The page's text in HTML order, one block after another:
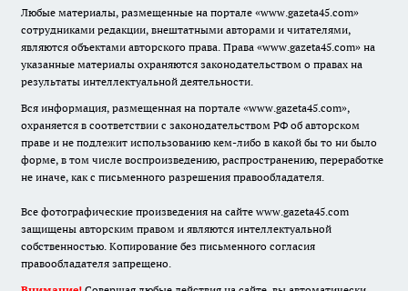
Любые материалы, размещенные на портале «www.gazeta45.com»
сотрудниками редакции, внештатными авторами и читателями,
являются объектами авторского права. Права «www.gazeta45.com» на
указанные материалы охраняются законодательством о правах на
результаты интеллектуальной деятельности.
Вся информация, размещенная на портале «www.gazeta45.com»,
охраняется в соответствии с законодательством РФ об авторском
праве и не подлежит использованию кем-либо в какой бы то ни было
форме, в том числе воспроизведению, распространению, переработке
не иначе, как с письменного разрешения правообладателя.
Все фотографические произведения на сайте www.gazeta45.com
защищены авторским правом и являются интеллектуальной
собственностью. Копирование без письменного согласия
правообладателя запрещено.